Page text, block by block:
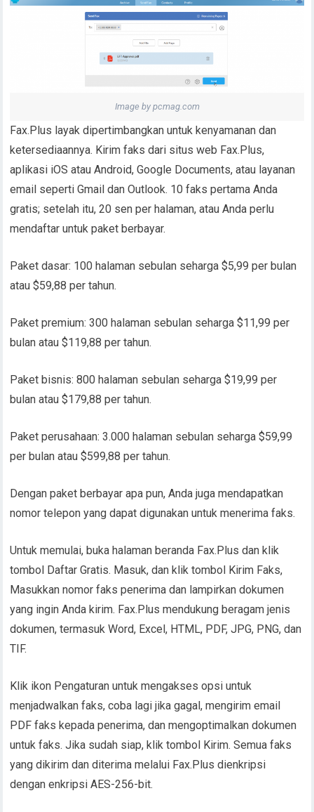
Image by pcmag.com
Fax.Plus layak dipertimbangkan untuk kenyamanan dan
ketersediaannya. Kirim faks dari situs web Fax.Plus,
aplikasi iOS atau Android, Google Documents, atau layanan
email seperti Gmail dan Outlook. 10 faks pertama Anda
gratis; setelah itu, 20 sen per halaman, atau Anda perlu
mendaftar untuk paket berbayar.
Paket dasar: 100 halaman sebulan seharga $5,99 per bulan
atau $59,88 per tahun.
Paket premium: 300 halaman sebulan seharga $11,99 per
bulan atau $119,88 per tahun.
Paket bisnis: 800 halaman sebulan seharga $19,99 per
bulan atau $179,88 per tahun.
Paket perusahaan: 3.000 halaman sebulan seharga $59,99
per bulan atau $599,88 per tahun.
Dengan paket berbayar apa pun, Anda juga mendapatkan
nomor telepon yang dapat digunakan untuk menerima faks.
Untuk memulai, buka halaman beranda Fax.Plus dan klik
tombol Daftar Gratis. Masuk, dan klik tombol Kirim Faks,
Masukkan nomor faks penerima dan lampirkan dokumen
yang ingin Anda kirim. Fax.Plus mendukung beragam jenis
dokumen, termasuk Word, Excel, HTML, PDF, JPG, PNG, dan
TIF.
Klik ikon Pengaturan untuk mengakses opsi untuk
menjadwalkan faks, coba lagi jika gagal, mengirim email
PDF faks kepada penerima, dan mengoptimalkan dokumen
untuk faks. Jika sudah siap, klik tombol Kirim. Semua faks
yang dikirim dan diterima melalui Fax.Plus dienkripsi
dengan enkripsi AES-256-bit.